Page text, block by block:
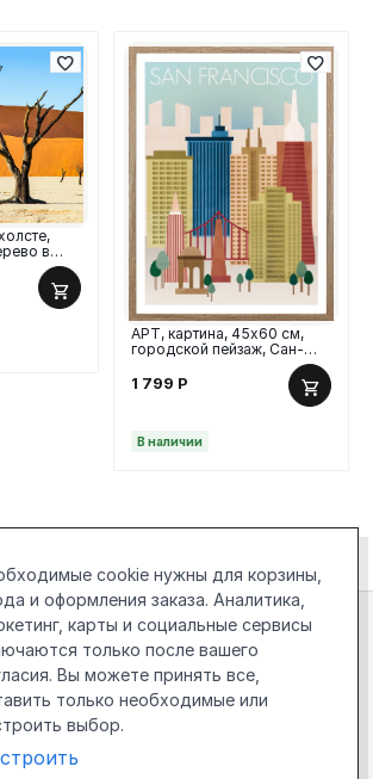
в
АРТ, картина, 45х60 см,
городской пейзаж, Сан-
1 799 Р
В наличии
cookie нужны для корзины,
и оформления заказа. Аналитика,
карты и социальные сервисы
только после вашего
Вы можете принять все,
только необходимые или
выбор.